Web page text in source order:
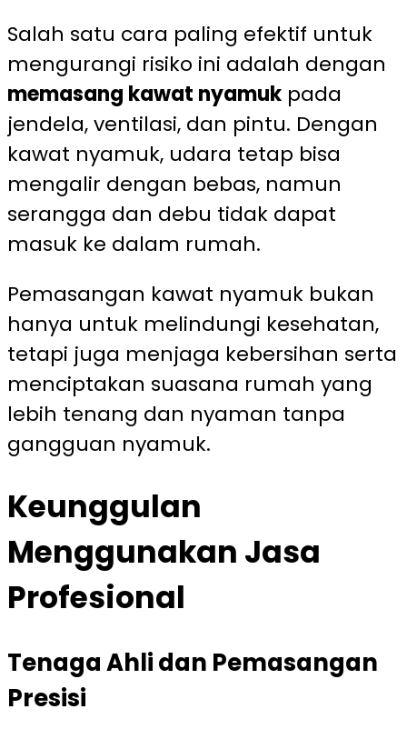
Salah satu cara paling efektif untuk
mengurangi risiko ini adalah dengan
memasang kawat nyamuk pada
jendela, ventilasi, dan pintu. Dengan
kawat nyamuk, udara tetap bisa
mengalir dengan bebas, namun
serangga dan debu tidak dapat
masuk ke dalam rumah.
Pemasangan kawat nyamuk bukan
hanya untuk melindungi kesehatan,
tetapi juga menjaga kebersihan serta
menciptakan suasana rumah yang
lebih tenang dan nyaman tanpa
gangguan nyamuk.
Keunggulan
Menggunakan Jasa
Profesional
Tenaga Ahli dan Pemasangan
Presisi